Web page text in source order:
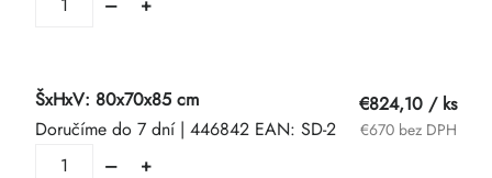
ŠxHxV: 80x70x85 cm
Doručíme do 7 dní | 446842 EAN: SD-2
€824,10 / ks
€670 bez DPH